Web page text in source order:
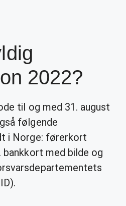
2022?
til og med 31. august
følgende
i Norge: førerkort
med bilde og